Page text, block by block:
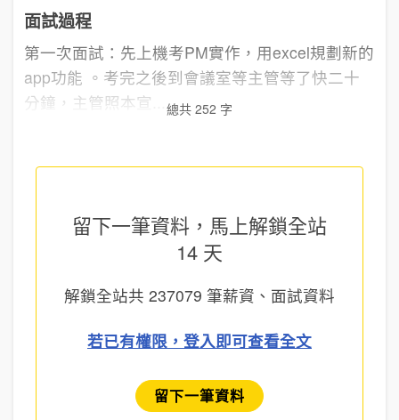
面試過程
第一次面試：先上機考PM實作，用excel規劃新的
app功能 。考完之後到會議室等主管等了快二十
分鐘，主管照本宣...
總共 252 字
留下一筆資料，馬上解鎖全站
14 天
解鎖全站共 237079 筆薪資、面試資料
若已有權限，登入即可查看全文
留下一筆資料